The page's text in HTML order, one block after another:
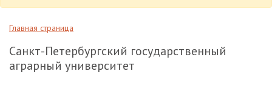
Главная страница
Санкт-Петербургский государственный
аграрный университет